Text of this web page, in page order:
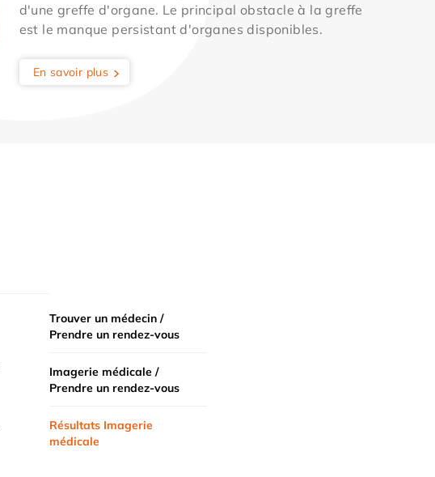
d'une greffe d'organe. Le principal obstacle à la greffe
est le manque persistant d'organes disponibles.
En savoir plus
Trouver un médecin /
Prendre un rendez-vous
Imagerie médicale /
Prendre un rendez-vous
Résultats Imagerie
médicale